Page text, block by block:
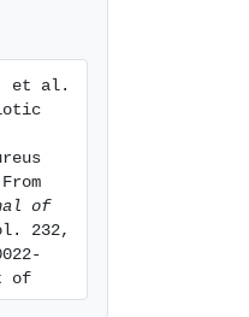
et al.
of
232,
of